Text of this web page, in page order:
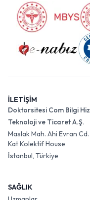
İLETİŞİM
Doktorsitesi Com Bilgi
Teknoloji ve Ticaret A.Ş.
Maslak Mah. Ahi Evran
Kat Kolektif House
İstanbul, Türkiye
SAĞLIK